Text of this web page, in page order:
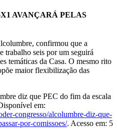
AVANÇARÁ PELAS
confirmou que a
trabalho seis por um seguirá
temáticas da Casa. O mesmo rito
maior flexibilização das
diz que PEC do fim da escala
em:
congresso/alcolumbre-diz-que-
por-comissoes/. Acesso em: 5